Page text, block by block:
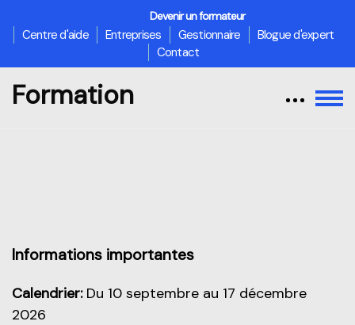
Devenir un formateur
Centre d'aide Entreprises Gestionnaire
Blogue d'expert
Contact
Formation
Informations importantes
Calendrier:Du 10 septembre au 17 décembre
2026